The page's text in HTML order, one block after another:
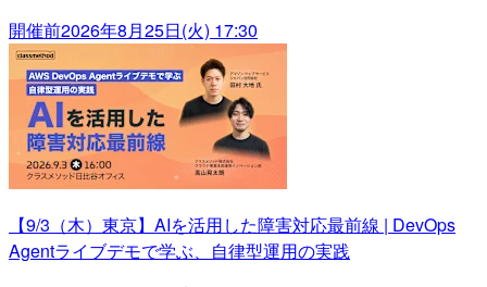
開催前2026年8月25日(火) 17:30
【9/3（木）東京】AIを活用した障害対応最前線 | DevOps
Agentライブデモで学ぶ、自律型運用の実践